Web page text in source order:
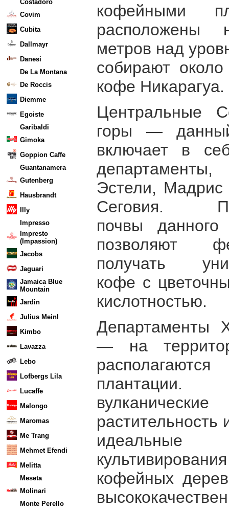
Costadoro
Covim
Cubita
Dallmayr
Danesi
De La Montana
De Roccis
Diemme
Egoiste
Garibaldi
Gimoka
Goppion Caffe
Guantanamera
Gutenberg
Hausbrandt
Illy
Impresso
Impresto
(Impassion)
Jacobs
Jaguari
Jamaica Blue
Mountain
Jardin
Julius Meinl
Kimbo
Lavazza
Lebo
Lofbergs Lila
Lucaffe
Malongo
Maromas
Me Trang
Mehmet Efendi
Melitta
Meseta
Molinari
Monte Perello
кофейными
расположены
метров над
собирают
кофе Никарагуа.
Центральные
горы —
включает в
Эстели,
Сеговия.
почвы данного
позволяют
получать
кофе с
кислотностью.
Департаменты
— на
плантации.
кофейных